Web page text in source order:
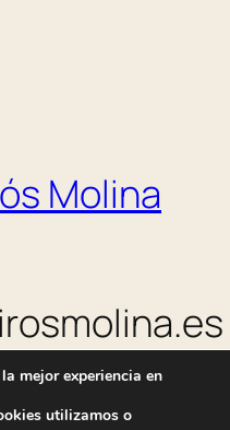
Molina
de cookies|Aviso legal
mejor experiencia en
utilizamos o